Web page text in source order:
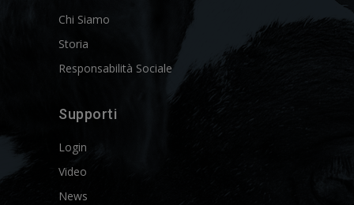
Chi Siamo
Storia
Responsabilità Sociale
Supporti
Login
Video
News